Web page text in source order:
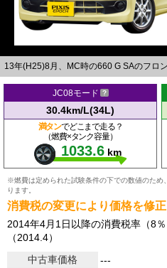
13年(H25)8月、MC時の660 G SAのフロ
JC08モード
30.4km/L(34L)
満タンでどこまで走る？
（燃費×タンク容量）
1033.6 km
※燃費は定められた試験条件の下での数値のため
ります。
消費税の変更により価格を修正
2014年4月1日以降の消費税率（8
（2014.4）
中古車価格
---